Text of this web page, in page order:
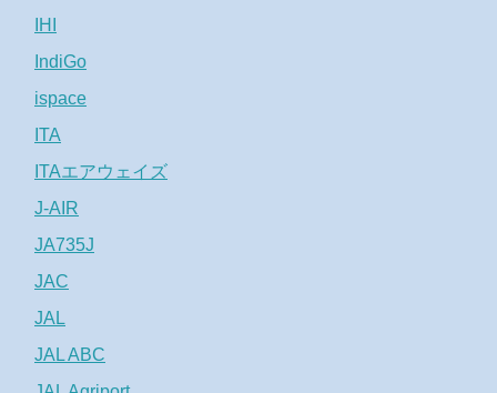
IHI
IndiGo
ispace
ITA
ITAエアウェイズ
J-AIR
JA735J
JAC
JAL
JAL ABC